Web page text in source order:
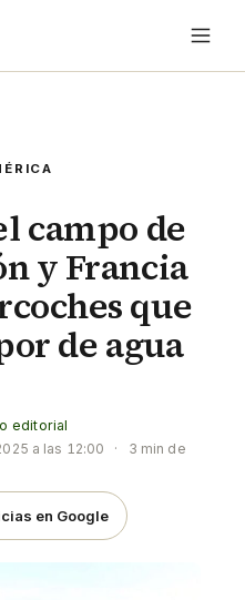
campo de
y Francia
que
de agua
editorial
a las 12:00 ·
3 min de
en Google